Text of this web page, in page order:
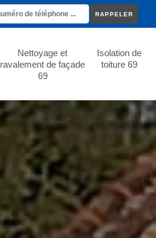
Nettoyage et
ravalement de façade
69
Isolation de
toiture 69